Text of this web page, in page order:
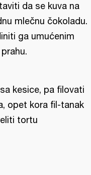
da se kuva na
mlečnu čokoladu.
ga umućenim
kesice, pa filovati
opet kora fil-tanak
tortu